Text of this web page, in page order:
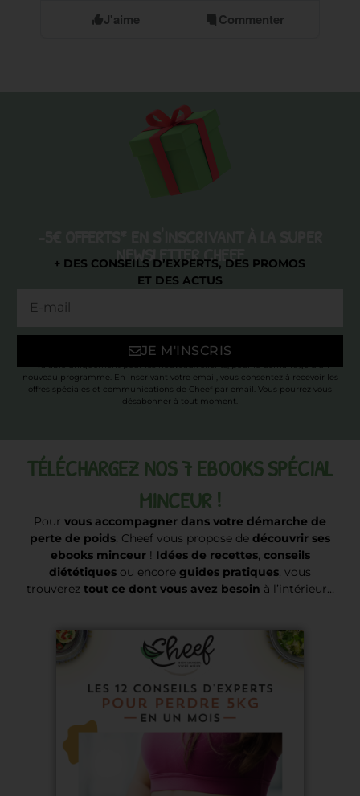
J'aime Commenter
NEWSLETTER CHEEF
+ DES CONSEILS D’EXPERTS, DES PROMOS
ET DES ACTUS
JE M'INSCRIS
* Valable uniquement pour les nouveaux clients, pour le démarrage d’un
nouveau programme. En inscrivant votre email, vous consentez à recevoir les
offres spéciales et communications de Cheef par email. Vous pourrez vous
désabonner à tout moment.
TÉLÉCHARGEZ NOS 7 EBOOKS SPÉCIAL
MINCEUR !
Pour vous accompagner dans votre démarche de
perte de poids, Cheef vous propose de découvrir ses
ebooks minceur! Idées de recettes, conseils
diététiques ou encore guides pratiques, vous
trouverez tout ce dont vous avez besoin à l’intérieur…